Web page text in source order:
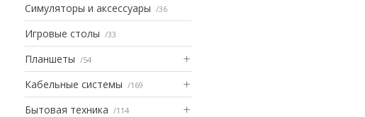
Симуляторы и аксессуары 36
Игровые столы 33
Планшеты 54
Кабельные системы 169
Бытовая техника 114